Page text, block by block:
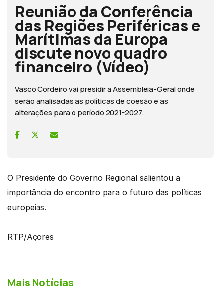
Reunião da Conferência
das Regiões Periféricas e
Marítimas da Europa
discute novo quadro
financeiro (Vídeo)
Vasco Cordeiro vai presidir a Assembleia-Geral onde
serão analisadas as políticas de coesão e as
alterações para o período 2021-2027.
O Presidente do Governo Regional salientou a
importância do encontro para o futuro das políticas
europeias.
RTP/Açores
Mais Notícias